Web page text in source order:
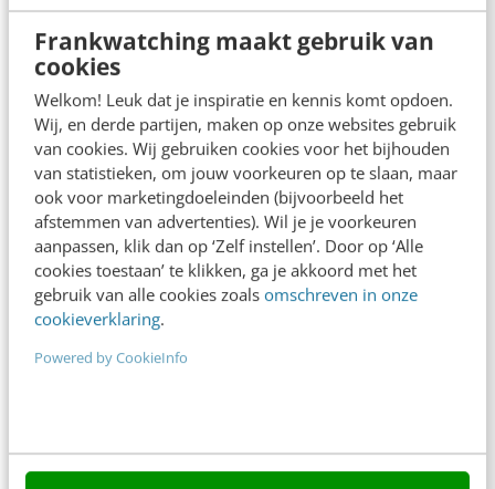
Frankwatching maakt gebruik van
cookies
Welkom! Leuk dat je inspiratie en kennis komt opdoen.
Wij, en derde partijen, maken op onze websites gebruik
van cookies. Wij gebruiken cookies voor het bijhouden
van statistieken, om jouw voorkeuren op te slaan, maar
ook voor marketingdoeleinden (bijvoorbeeld het
afstemmen van advertenties). Wil je je voorkeuren
aanpassen, klik dan op ‘Zelf instellen’. Door op ‘Alle
cookies toestaan’ te klikken, ga je akkoord met het
gebruik van alle cookies zoals omschreven in onze
cookieverklaring.
Powered by CookieInfo
Frankwatching
Adverteren
Contact
Nieuwsbrieven
Over ons
Ons team
Werken bij